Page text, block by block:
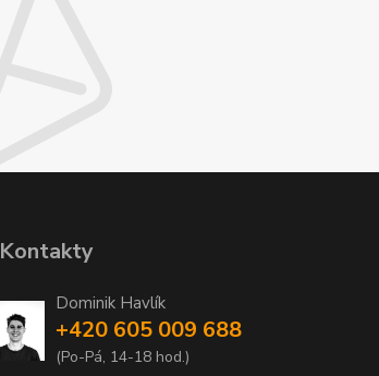
Kontakty
Dominik Havlík
+420 605 009 688
(Po-Pá, 14-18 hod.)